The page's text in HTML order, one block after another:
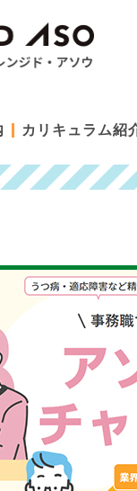
カリキュラム紹